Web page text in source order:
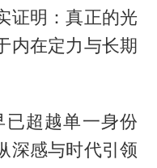
证明：真正的光
内在定力与长期
超越单一身份
深感与时代引领